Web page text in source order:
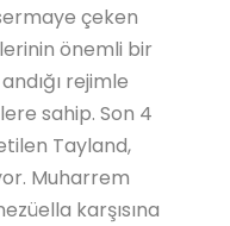
çeken
önemli bir
rejimle
sahip. Son 4
Tayland,
Muharrem
karşısına